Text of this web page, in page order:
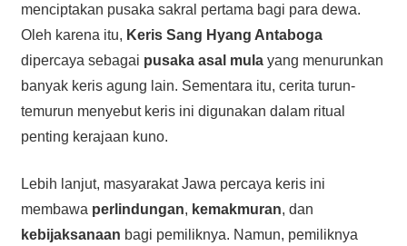
menciptakan pusaka sakral pertama bagi para dewa.
Oleh karena itu, Keris Sang Hyang Antaboga
dipercaya sebagai pusaka asal mulayang menurunkan
banyak keris agung lain. Sementara itu, cerita turun-
temurun menyebut keris ini digunakan dalam ritual
penting kerajaan kuno.
Lebih lanjut, masyarakat Jawa percaya keris ini
membawa perlindungan, kemakmuran, dan
kebijaksanaan bagi pemiliknya. Namun, pemiliknya